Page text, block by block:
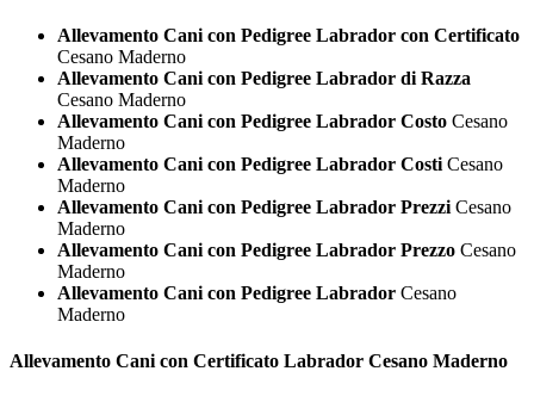
Allevamento Cani con Pedigree Labrador con Certificato
Cesano Maderno
Allevamento Cani con Pedigree Labrador di Razza
Cesano Maderno
Allevamento Cani con Pedigree Labrador Costo Cesano
Maderno
Allevamento Cani con Pedigree Labrador Costi Cesano
Maderno
Allevamento Cani con Pedigree Labrador Prezzi Cesano
Maderno
Allevamento Cani con Pedigree Labrador Prezzo Cesano
Maderno
Allevamento Cani con Pedigree Labrador Cesano
Maderno
Allevamento Cani con Certificato Labrador Cesano Maderno